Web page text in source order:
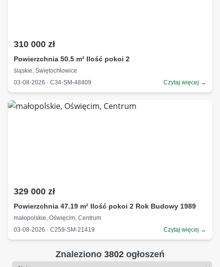
310 000 zł
Powierzchnia 50.5 m² Ilość pokoi 2
śląskie, Świętochłowice
03-08-2026 · C34-SM-48409
Czytaj więcej →
329 000 zł
Powierzchnia 47.19 m² Ilość pokoi 2 Rok Budowy 1989
małopolskie, Oświęcim, Centrum
03-08-2026 · C259-SM-21419
Czytaj więcej →
Znaleziono 3802 ogłoszeń